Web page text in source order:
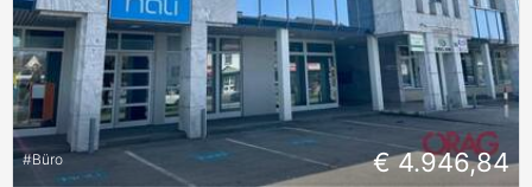
#Büro € 4.946,84